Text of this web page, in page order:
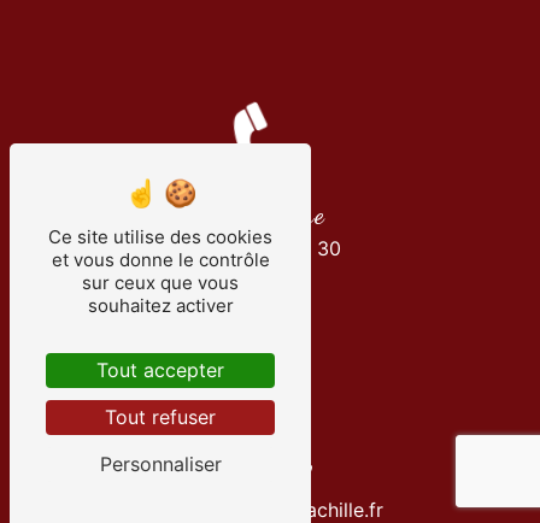
Téléphone
01 34 30 35 30
info@transportsachille.fr
Ce site utilise des cookies
et vous donne le contrôle
sur ceux que vous
souhaitez activer
Tout accepter
Tout refuser
Personnaliser